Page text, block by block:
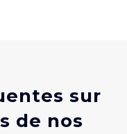
sur
de nos